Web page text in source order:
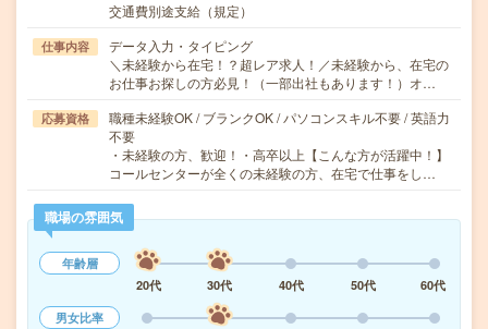
交通費別途支給（規定）
仕事内容
データ入力・タイピング
＼未経験から在宅！？超レア求人！／未経験から、在宅の
お仕事お探しの方必見！（一部出社もあります！）オ…
応募資格
職種未経験OK / ブランクOK / パソコンスキル不要 / 英語力
不要
・未経験の方、歓迎！・高卒以上【こんな方が活躍中！】
コールセンターが全くの未経験の方、在宅で仕事をし…
職場の雰囲気
年齢層
20代
30代 40代 50代
60代
男女比率